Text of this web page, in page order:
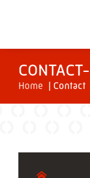
CONTACT-
Home | Contact